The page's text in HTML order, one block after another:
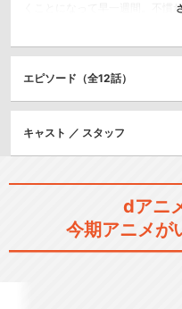
くことになって早一週間。不慣
の弾で撃たれそうになっちゃっ
りと、ドタバタ大変だったのが
コメディ/ギャグ
SF/ファンタジー
エピソード（全12話）
キャスト ／ スタッフ
dアニ
今期アニメが